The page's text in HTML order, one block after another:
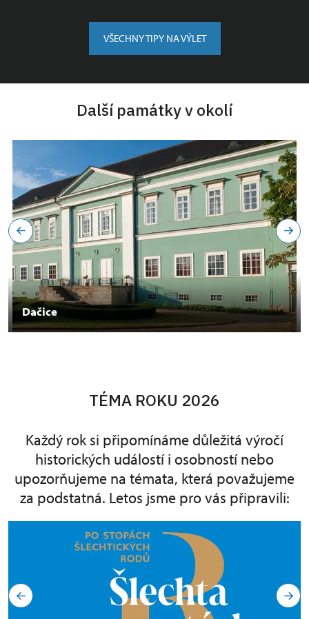
VŠECHNY TIPY NA VÝLET
Další památky v okolí
Dačice
TÉMA ROKU 2026
Každý rok si připomínáme důležitá výročí
historických událostí i osobností nebo
upozorňujeme na témata, která považujeme
za podstatná. Letos jsme pro vás připravili: